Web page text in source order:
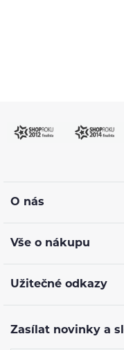
O nás
Vše o nákupu
Užitečné odkazy
Zasílat novinky a